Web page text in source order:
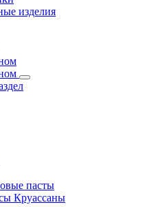
изделия
пасты
Круассаны